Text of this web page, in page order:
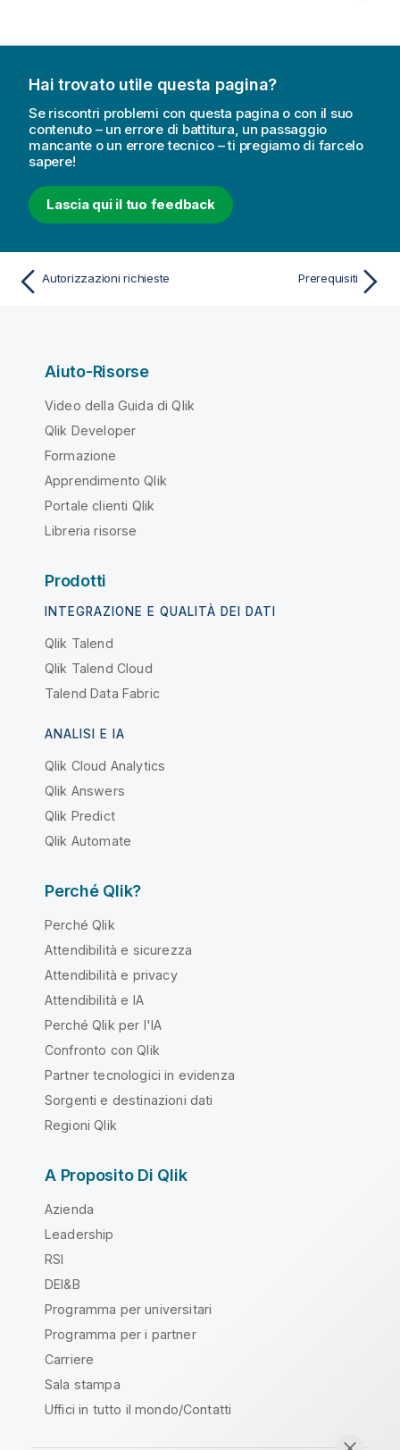
Hai trovato utile questa pagina?
Se riscontri problemi con questa pagina o con il suo
contenuto – un errore di battitura, un passaggio
mancante o un errore tecnico – ti pregiamo di farcelo
sapere!
Lascia qui il tuo feedback
Autorizzazioni richieste Prerequisiti
Aiuto-Risorse
Video della Guida di Qlik
Qlik Developer
Formazione
Apprendimento Qlik
Portale clienti Qlik
Libreria risorse
Prodotti
INTEGRAZIONE E QUALITÀ DEI DATI
Qlik Talend
Qlik Talend Cloud
Talend Data Fabric
ANALISI E IA
Qlik Cloud Analytics
Qlik Answers
Qlik Predict
Qlik Automate
Perché Qlik?
Perché Qlik
Attendibilità e sicurezza
Attendibilità e privacy
Attendibilità e IA
Perché Qlik per l'IA
Confronto con Qlik
Partner tecnologici in evidenza
Sorgenti e destinazioni dati
Regioni Qlik
A Proposito Di Qlik
Azienda
Leadership
RSI
DEI&B
Programma per universitari
Programma per i partner
Carriere
Sala stampa
Uffici in tutto il mondo/Contatti